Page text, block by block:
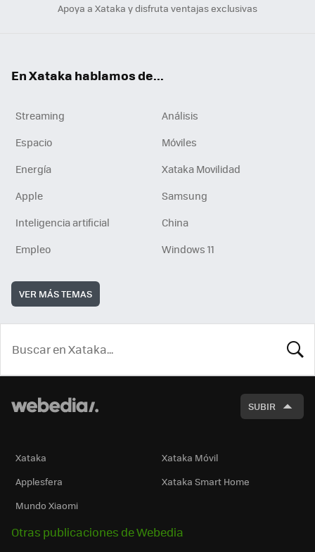
Apoya a Xataka y disfruta ventajas exclusivas
En Xataka hablamos de...
Streaming
Análisis
Espacio
Móviles
Energía
Xataka Movilidad
Apple
Samsung
Inteligencia artificial
China
Empleo
Windows 11
VER MÁS TEMAS
SUBIR
Xataka
Xataka Móvil
Applesfera
Xataka Smart Home
Mundo Xiaomi
Otras publicaciones de Webedia